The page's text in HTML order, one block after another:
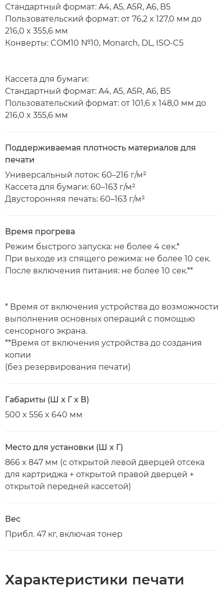
Стандартный формат: A4, A5, A5R, A6, B5
Пользовательский формат: от 76,2 x 127,0 мм до
216,0 x 355,6 мм
Конверты: COM10 №10, Monarch, DL, ISO-C5
Кассета для бумаги:
Стандартный формат: A4, A5, A5R, A6, B5
Пользовательский формат: от 101,6 x 148,0 мм до
216,0 x 355,6 мм
Поддерживаемая плотность материалов для
печати
Универсальный лоток: 60–216 г/м²
Кассета для бумаги: 60–163 г/м²
Двусторонняя печать: 60–163 г/м²
Время прогрева
Режим быстрого запуска: не более 4 сек.*
При выходе из спящего режима: не более 10 сек.
После включения питания: не более 10 сек.**
* Время от включения устройства до возможности
выполнения основных операций с помощью
сенсорного экрана.
**Время от включения устройства до создания
копии
(без резервирования печати)
Габариты (Ш x Г x В)
500 x 556 x 640 мм
Место для установки (Ш x Г)
866 x 847 мм (с открытой левой дверцей отсека
для картриджа + открытой правой дверцей +
открытой передней кассетой)
Вес
Прибл. 47 кг, включая тонер
Характеристики печати